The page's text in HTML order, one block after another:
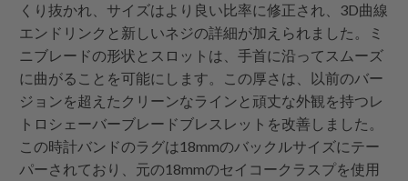
くり抜かれ、サイズはより良い比率に修正され、3D曲線
エンドリンクと新しいネジの詳細が加えられました。ミ
ニブレードの形状とスロットは、手首に沿ってスムーズ
に曲がることを可能にします。この厚さは、以前のバー
ジョンを超えたクリーンなラインと頑丈な外観を持つレ
トロシェーバーブレードブレスレットを改善しました。
この時計バンドのラグは18mmのバックルサイズにテー
パーされており、元の18mmのセイコークラスプを使用